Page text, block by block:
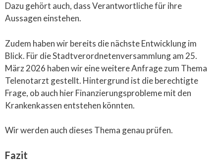
Dazu gehört auch, dass Verantwortliche für ihre
Aussagen einstehen.
Zudem haben wir bereits die nächste Entwicklung im
Blick. Für die Stadtverordnetenversammlung am 25.
März 2026 haben wir eine weitere Anfrage zum Thema
Telenotarzt gestellt. Hintergrund ist die berechtigte
Frage, ob auch hier Finanzierungsprobleme mit den
Krankenkassen entstehen könnten.
Wir werden auch dieses Thema genau prüfen.
Fazit